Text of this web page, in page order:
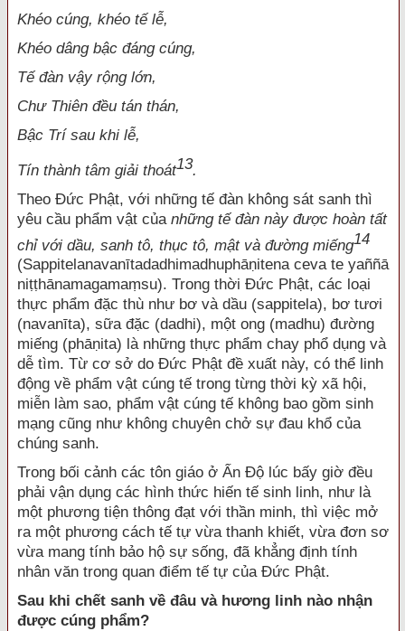
Khéo cúng, khéo tế lễ,
Khéo dâng bậc đáng cúng,
Tế đàn vậy rộng lớn,
Chư Thiên đều tán thán,
Bậc Trí sau khi lễ,
Tín thành tâm giải thoát13.
Theo Đức Phật, với những tế đàn không sát sanh thì
yêu cầu phẩm vật của những tế đàn này được hoàn tất
chỉ với dầu, sanh tô, thục tô, mật và đường miếng14
(Sappitelanavanītadadhimadhuphāṇitena ceva te yaññā
niṭṭhānamagamaṃsu). Trong thời Đức Phật, các loại
thực phẩm đặc thù như bơ và dầu (sappitela), bơ tươi
(navanīta), sữa đặc (dadhi), một ong (madhu) đường
miếng (phāṇita) là những thực phẩm chay phổ dụng và
dễ tìm. Từ cơ sở do Đức Phật đề xuất này, có thể linh
động về phẩm vật cúng tế trong từng thời kỳ xã hội,
miễn làm sao, phẩm vật cúng tế không bao gồm sinh
mạng cũng như không chuyên chở sự đau khổ của
chúng sanh.
Trong bối cảnh các tôn giáo ở Ấn Độ lúc bấy giờ đều
phải vận dụng các hình thức hiến tế sinh linh, như là
một phương tiện thông đạt với thần minh, thì việc mở
ra một phương cách tế tự vừa thanh khiết, vừa đơn sơ
vừa mang tính bảo hộ sự sống, đã khẳng định tính
nhân văn trong quan điểm tế tự của Đức Phật.
Sau khi chết sanh về đâu và hương linh nào nhận
được cúng phẩm?